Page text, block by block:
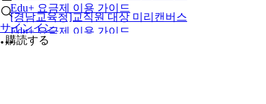
サインイン
Edu+ 요금제 이용 가이드
[경남교육청]교직원 대상 미리캔버스
Edu+ 요금제 이용 가이드
購読する